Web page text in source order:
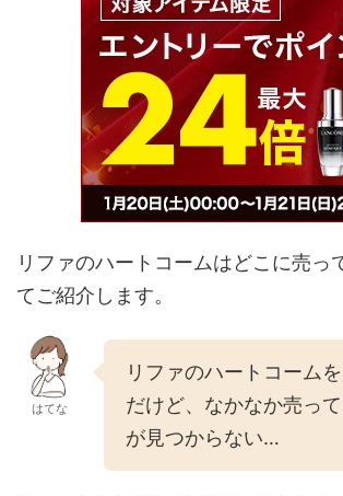
リファのハートコームはどこに売っ
てご紹介します。
はてな
リファのハートコーム
だけど、なかなか売っ
が見つからない…